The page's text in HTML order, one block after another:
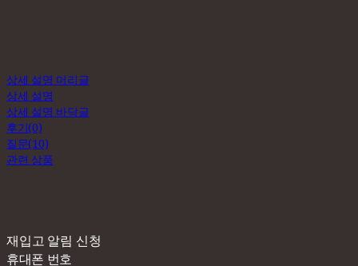
상세 설명 머리글
상세 설명
상세 설명 바닥글
후기(0)
질문(10)
관련 상품
재입고 알림 신청
휴대폰 번호